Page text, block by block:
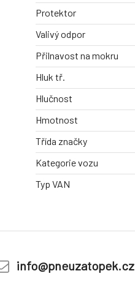
Protektor
Valivý odpor
Přilnavost na mokru
Hluk tř.
Hlučnost
Hmotnost
Třída značky
Kategorie vozu
Typ VAN
info@pneuzatopek.cz